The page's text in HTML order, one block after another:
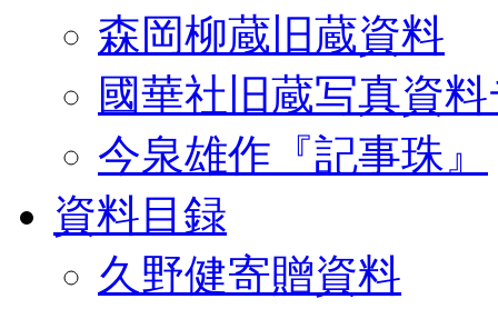
森岡柳蔵旧蔵資料
國華社旧蔵写真資
今泉雄作『記事珠』
資料目録
久野健寄贈資料